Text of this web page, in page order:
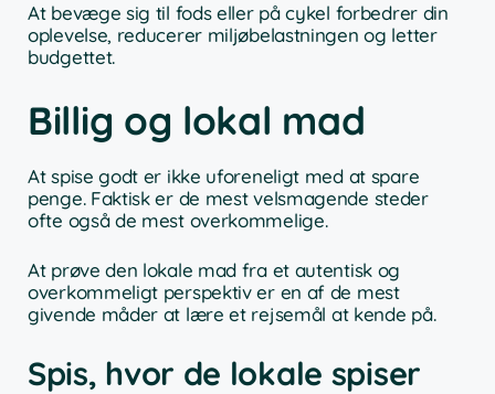
At bevæge sig til fods eller på cykel forbedrer din
oplevelse, reducerer miljøbelastningen og letter
budgettet.
Billig og lokal mad
At spise godt er ikke uforeneligt med at spare
penge. Faktisk er de mest velsmagende steder
ofte også de mest overkommelige.
At prøve den lokale mad fra et autentisk og
overkommeligt perspektiv er en af de mest
givende måder at lære et rejsemål at kende på.
Spis, hvor de lokale spiser